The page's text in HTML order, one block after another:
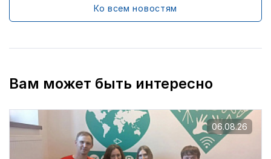
Ко всем новостям
Вам может быть интересно
06.08.26